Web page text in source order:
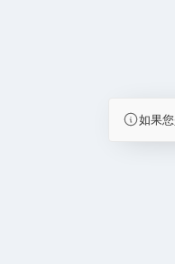
如果